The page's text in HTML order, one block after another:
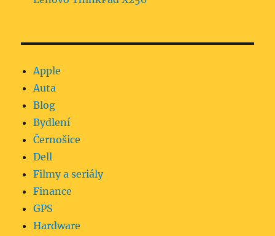
Apple
Auta
Blog
Bydlení
Černošice
Dell
Filmy a seriály
Finance
GPS
Hardware